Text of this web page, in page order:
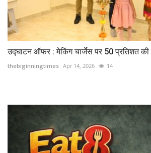
उद्घाटन ऑफर : मेकिंग चार्जेस पर 50 प्रतिशत की
thebiginningtimes Apr 14, 2026 14